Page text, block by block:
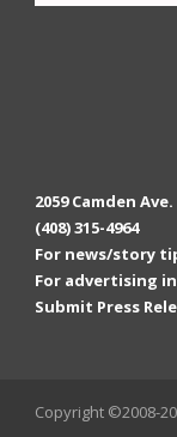
2059 Camden
(408) 315-4964
For news/story
For advertising
Submit Press
Copyright ©2008-